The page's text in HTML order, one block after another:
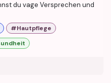
du vage Versprechen und
#Hautpflege